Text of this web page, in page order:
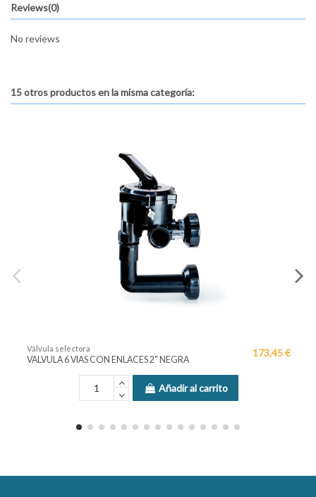
Reviews(0)
No reviews
15 otros productos en la misma categoría:
selectora
6 VIAS CON ENLACES 2" NEGRA
Añadir al carrito
Válvula
VÁLVULA